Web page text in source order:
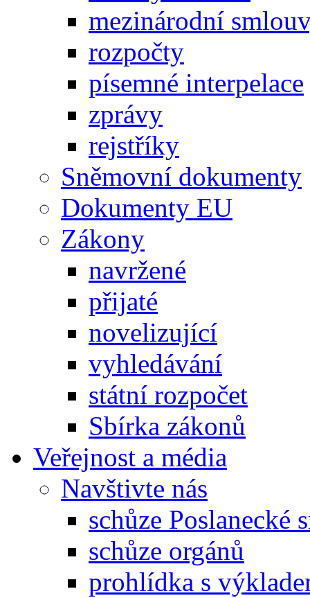
mezinárodní
rozpočty
písemné interpelace
zprávy
rejstříky
Sněmovní dokumenty
Dokumenty EU
Zákony
navržené
přijaté
novelizující
vyhledávání
státní rozpočet
Sbírka zákonů
Veřejnost a média
Navštivte nás
schůze Poslanecké
schůze orgánů
prohlídka s